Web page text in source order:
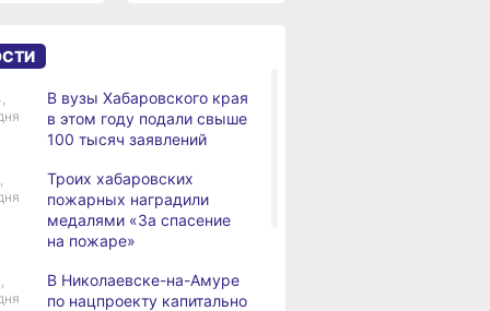
В вузы Хабаровского края
в этом году подали свыше
100 тысяч заявлений
Троих хабаровских
пожарных наградили
медалями «За спасение
на пожаре»
В Николаевске-на-Амуре
по нацпроекту капитально